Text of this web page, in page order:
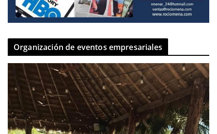
Organización de eventos empresariales